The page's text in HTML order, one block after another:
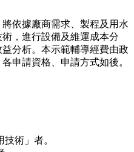
依據廠商需求、製程及用水
，進行設備及維運成本分
分析。本示範輔導經費由政
申請資格、申請方式如後。
術」者。